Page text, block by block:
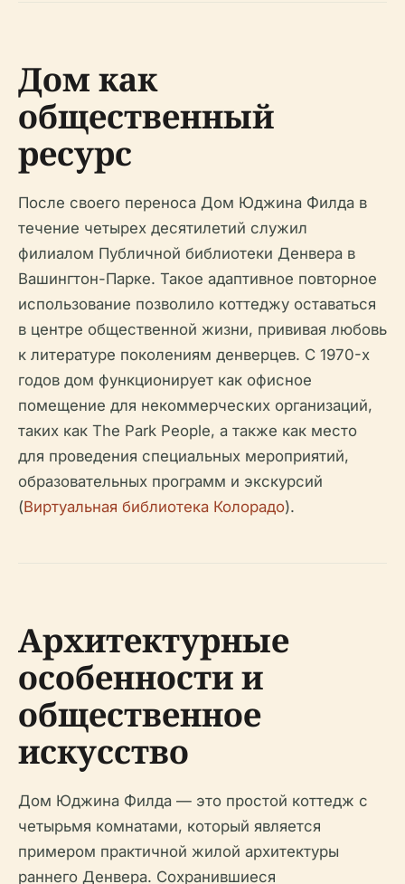
Дом как
общественный
ресурс
После своего переноса Дом Юджина Филда в
течение четырех десятилетий служил
филиалом Публичной библиотеки Денвера в
Вашингтон-Парке. Такое адаптивное повторное
использование позволило коттеджу оставаться
в центре общественной жизни, прививая любовь
к литературе поколениям денверцев. С 1970-х
годов дом функционирует как офисное
помещение для некоммерческих организаций,
таких как The Park People, а также как место
для проведения специальных мероприятий,
образовательных программ и экскурсий
(Виртуальная библиотека Колорадо).
Архитектурные
особенности и
общественное
искусство
Дом Юджина Филда — это простой коттедж с
четырьмя комнатами, который является
примером практичной жилой архитектуры
раннего Денвера. Сохранившиеся